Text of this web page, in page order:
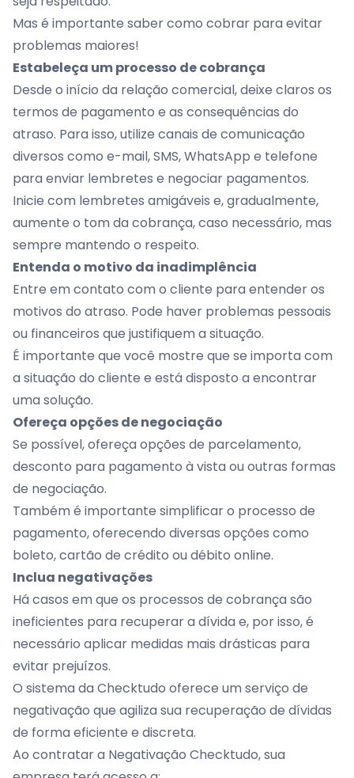
Mas é importante saber como cobrar para evitar
problemas maiores!
Estabeleça um processo de cobrança
Desde o início da relação comercial, deixe claros os
termos de pagamento e as consequências do
atraso. Para isso, utilize canais de comunicação
diversos como e-mail, SMS, WhatsApp e telefone
para enviar lembretes e negociar pagamentos.
Inicie com lembretes amigáveis e, gradualmente,
aumente o tom da cobrança, caso necessário, mas
sempre mantendo o respeito.
Entenda o motivo da inadimplência
Entre em contato com o cliente para entender os
motivos do atraso. Pode haver problemas pessoais
ou financeiros que justifiquem a situação.
É importante que você mostre que se importa com
a situação do cliente e está disposto a encontrar
uma solução.
Ofereça opções de negociação
Se possível, ofereça opções de parcelamento,
desconto para pagamento à vista ou outras formas
de negociação.
Também é importante simplificar o processo de
pagamento, oferecendo diversas opções como
boleto, cartão de crédito ou débito online.
Inclua negativações
Há casos em que os processos de cobrança são
ineficientes para recuperar a dívida e, por isso, é
necessário aplicar medidas mais drásticas para
evitar prejuízos.
O sistema da Checktudo oferece um serviço de
negativação que agiliza sua recuperação de dívidas
de forma eficiente e discreta.
Ao contratar a Negativação Checktudo, sua